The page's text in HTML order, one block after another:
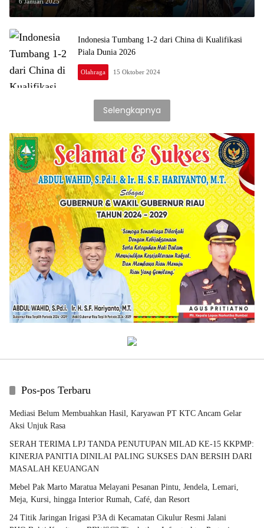
Indonesia Tumbang 1-2 dari China di Kualifikasi
Piala Dunia 2026
Olahraga 15 Oktober 2024
Selengkapnya
Pos-pos Terbaru
Mediasi Belum Membuahkan Hasil, Karyawan PT KTC Ancam Gelar
Aksi Unjuk Rasa
SERAH TERIMA LPJ TANDA PENUTUPAN MILAD KE-15 KKPMP:
KINERJA PANITIA DINILAI PALING SUKSES DAN BERSIH DARI
MASALAH KEUANGAN
Mebel Pak Marto Maratua Melayani Pesanan Pintu, Jendela, Lemari,
Meja, Kursi, hingga Interior Rumah, Café, dan Resort
24 Titik Jaringan Irigasi P3A di Kecamatan Cikulur Resmi Jalani